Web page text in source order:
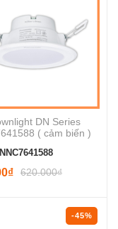
DN Series
( cảm biến )
620.000₫
-45%